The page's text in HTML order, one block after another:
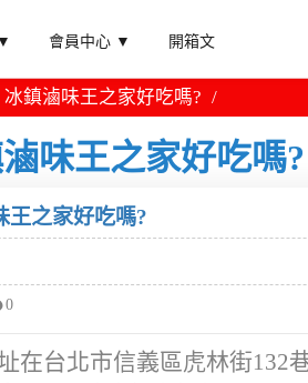
會員中心 ▼ 開箱文
鎮滷味王之家好吃嗎?
味王之家好吃嗎?
王之家好吃嗎?
0
在台北市信義區虎林街132